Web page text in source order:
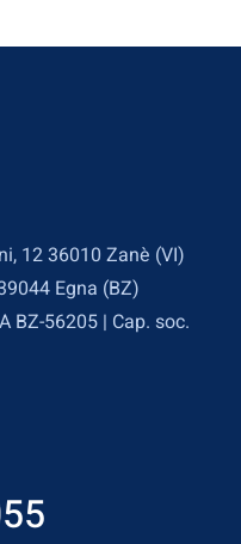
12 36010 Zanè (VI)
Egna (BZ)
BZ-56205 | Cap. soc.